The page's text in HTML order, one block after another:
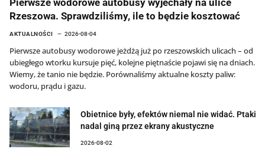
Pierwsze wodorowe autobusy wyjechały na ulice
Rzeszowa. Sprawdziliśmy, ile to będzie kosztować
AKTUALNOŚCI 2026-08-04
Pierwsze autobusy wodorowe jeżdżą już po rzeszowskich ulicach – od
ubiegłego wtorku kursuje pięć, kolejne piętnaście pojawi się na dniach.
Wiemy, że tanio nie będzie. Porównaliśmy aktualne koszty paliw:
wodoru, prądu i gazu.
Obietnice były, efektów niemal nie widać. Ptaki
nadal giną przez ekrany akustyczne
2026-08-02